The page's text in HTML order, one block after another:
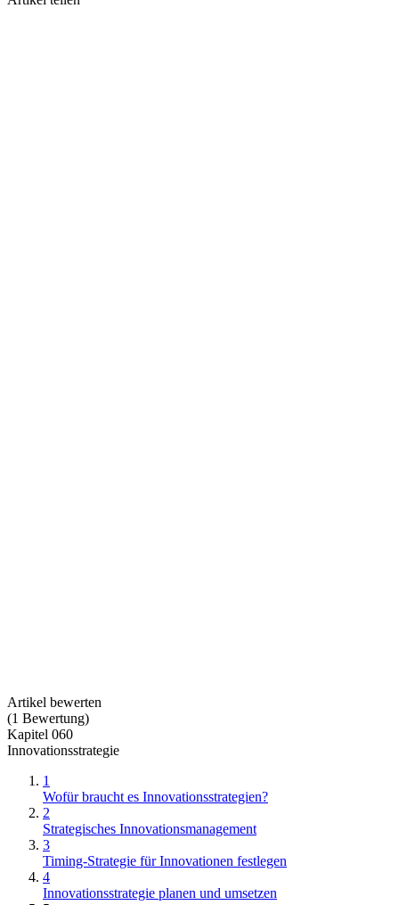
Artikel bewerten
(1 Bewertung)
Kapitel 060
Innovationsstrategie
1
Wofür braucht es Innovationsstrategien?
2
Strategisches Innovationsmanagement
3
Timing-Strategie für Innovationen festlegen
4
Innovationsstrategie planen und umsetzen